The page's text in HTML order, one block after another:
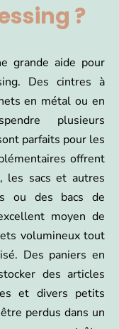
?
grande aide pour
Des cintres à
en métal ou en
plusieurs
parfaits pour les
offrent
les sacs et autres
ou des bacs de
moyen de
volumineux tout
Des paniers en
des articles
et divers petits
perdus dans un